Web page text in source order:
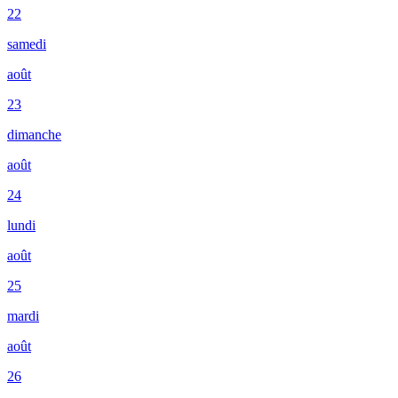
22
samedi
août
23
dimanche
août
24
lundi
août
25
mardi
août
26